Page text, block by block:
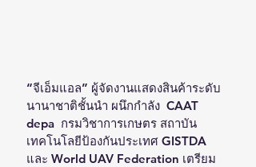
“จีเอ็มแอล” ผู้จัดงานแสดงสินค้าระดับ
นานาชาติชั้นนำ ผนึกกำลัง  CAAT
depa  กรมวิชาการเกษตร สถาบัน
เทคโนโลยีป้องกันประเทศ GISTDA
และ World UAV Federation เตรียม